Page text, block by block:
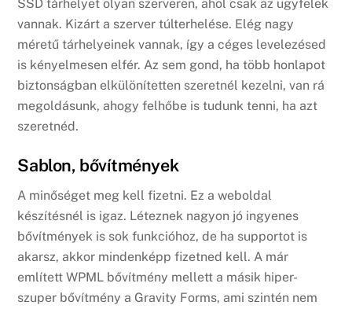
SSD tárhelyet olyan szerveren, ahol csak az ügyfelek
vannak. Kizárt a szerver túlterhelése. Elég nagy
méretű tárhelyeinek vannak, így a céges levelezésed
is kényelmesen elfér. Az sem gond, ha több honlapot
biztonságban elkülönítetten szeretnél kezelni, van rá
megoldásunk, ahogy felhőbe is tudunk tenni, ha azt
szeretnéd.
Sablon, bővítmények
A minőséget meg kell fizetni. Ez a weboldal
készítésnél is igaz. Léteznek nagyon jó ingyenes
bővítmények is sok funkcióhoz, de ha supportot is
akarsz, akkor mindenképp fizetned kell. A már
említett WPML bővítmény mellett a másik hiper-
szuper bővítmény a Gravity Forms, ami szintén nem